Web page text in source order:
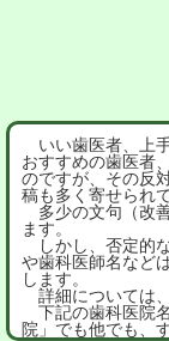
いい歯医者、上
おすすめの歯医者
のですが、その反
稿も多く寄せられ
多少の文句（改
ます。
しかし、否定的
や歯科医師名など
します。
詳細については、
下記の歯科医院
院」でも他でも、